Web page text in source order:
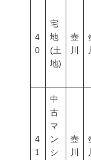
4
0
宅
地
(土
地)
壺
川
4
1
中
古
マ
ン
シ
壺
川